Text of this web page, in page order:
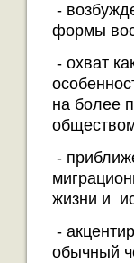
-
формы
- охват
на более
-
жизни и
-
обычный